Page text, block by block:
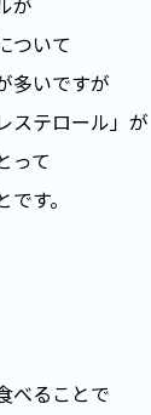
ついて
多いですが
ステロール」が
って
す。
べることで